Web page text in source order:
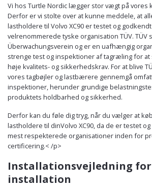
Vi hos Turtle Nordic lægger stor vægt på vores
Derfor er vi stolte over at kunne meddele, at
lastholdere til Volvo XC90 er testet og
velrenommerede tyske organisation TÜV. TÜV
Überwachungsverein og er en uafhængig
strenge test og inspektioner af tagræling for at
høje kvalitets- og sikkerhedskrav. For at blive
vores tagbøjler og lastbærere gennemgå
inspektioner, herunder grundige
produktets holdbarhed og sikkerhed.
Derfor kan du føle dig tryg, når du vælger at
lastholdere til dinVolvo XC90, da de er testet
mest respekterede organisationer inden for
certificering.< /p>
Installationsvejledning
installation